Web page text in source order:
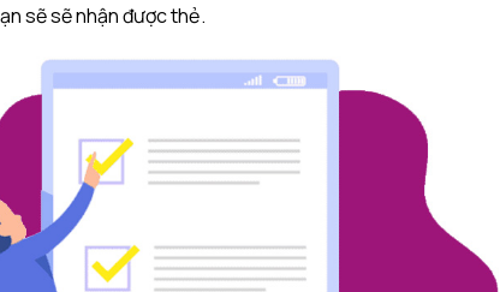
sẽ sẽ nhận được thẻ.